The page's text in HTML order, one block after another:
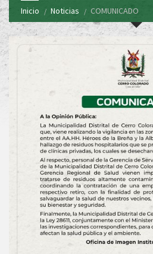
Inicio Noticias COMUNICADO